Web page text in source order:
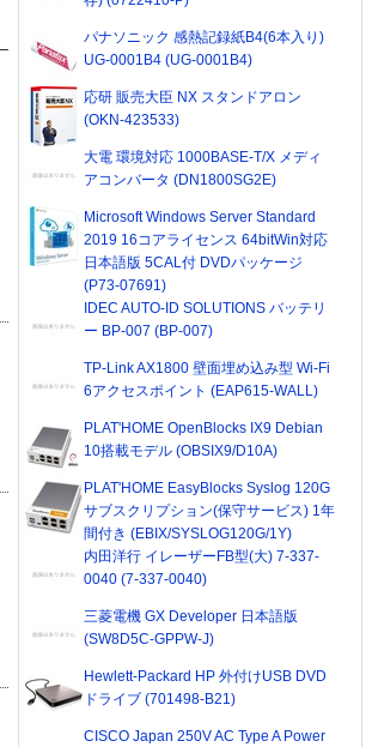
パナソニック 感熱記録紙B4(6本入り)
UG-0001B4 (UG-0001B4)
応研 販売大臣 NX スタンドアロン
(OKN-423533)
大電 環境対応 1000BASE-T/X メディ
アコンバータ (DN1800SG2E)
Microsoft Windows Server Standard
2019 16コアライセンス 64bitWin対応
日本語版 5CAL付 DVDパッケージ
(P73-07691)
IDEC AUTO-ID SOLUTIONS バッテリ
ー BP-007 (BP-007)
TP-Link AX1800 壁面埋め込み型 Wi-Fi
6アクセスポイント (EAP615-WALL)
PLAT'HOME OpenBlocks IX9 Debian
10搭載モデル (OBSIX9/D10A)
PLAT'HOME EasyBlocks Syslog 120G
サブスクリプション(保守サービス) 1年
間付き (EBIX/SYSLOG120G/1Y)
内田洋行 イレーザーFB型(大) 7-337-
0040 (7-337-0040)
三菱電機 GX Developer 日本語版
(SW8D5C-GPPW-J)
Hewlett-Packard HP 外付けUSB DVD
ドライブ (701498-B21)
CISCO Japan 250V AC Type A Power